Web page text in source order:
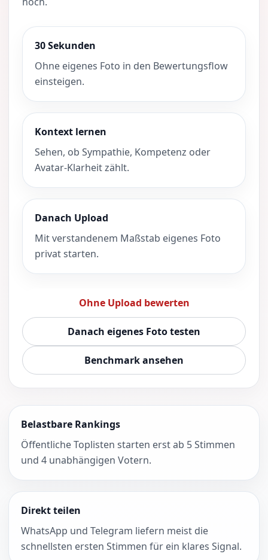
30 Sekunden
Ohne eigenes Foto in den Bewertungsflow
einsteigen.
Kontext lernen
Sehen, ob Sympathie, Kompetenz oder
Avatar-Klarheit zählt.
Danach Upload
Mit verstandenem Maßstab eigenes Foto
privat starten.
Ohne Upload bewerten
Danach eigenes Foto testen
Benchmark ansehen
Belastbare Rankings
Öffentliche Toplisten starten erst ab 5 Stimmen
und 4 unabhängigen Votern.
Direkt teilen
WhatsApp und Telegram liefern meist die
schnellsten ersten Stimmen für ein klares Signal.